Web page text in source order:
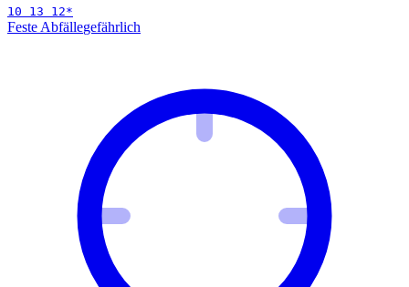
10 13 12*
Feste Abfällegefährlich